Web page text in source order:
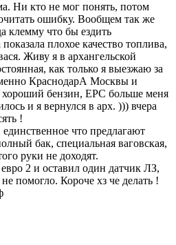
Ни кто не мог понять, потом
ошибку. Вообщем так же
клемму что бы ездить
плохое качество топлива,
Живу я в архангельской
как только я выезжаю за
КраснодарА Москвы и
бензин, EPC больше меня
и я вернулся в арх. ))) вчера
!
единственное что предлагают
бак, специальная ваговская,
руки не доходят.
2 и оставил один датчик ЛЗ,
помогло. Короче хз че делать !